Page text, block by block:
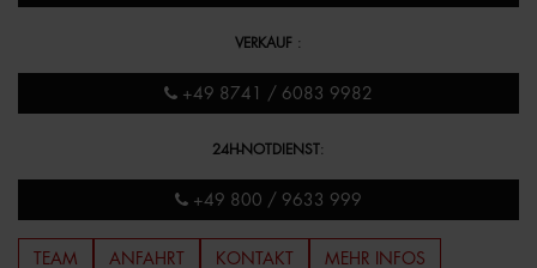
VERKAUF :
+49 8741 / 6083 9982
24H-NOTDIENST:
+49 800 / 9633 999
TEAM ANFAHRT KONTAKT MEHR INFOS